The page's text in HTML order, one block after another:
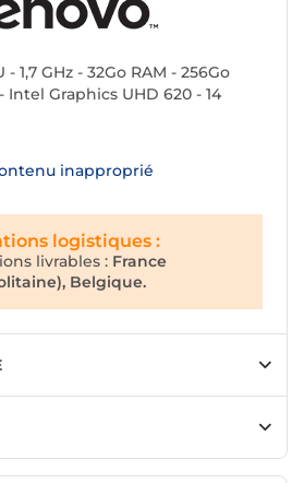
1,7 GHz - 32Go RAM - 256Go
Intel Graphics UHD 620 - 14
inapproprié
logistiques :
livrables : France
Belgique.